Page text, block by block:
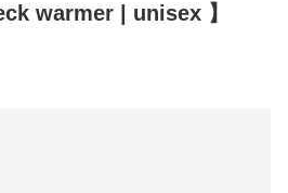
warmer | unisex 】